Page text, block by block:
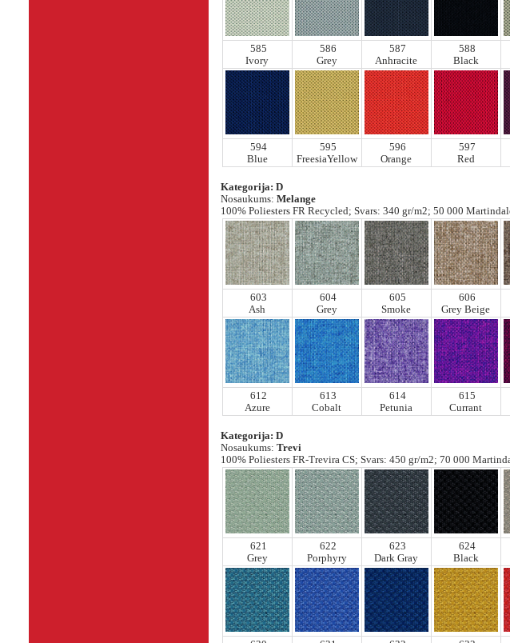
585
Ivory
586
Grey
587
Anhracite
588
Black
594
Blue
595
FreesiaYellow
596
Orange
597
Red
Kategorija: D
Nosaukums: Melange
100% Poliesters FR Recycled; Svars: 340 gr/m2; 50 000
603
Ash
604
Grey
605
Smoke
606
Grey Beige
612
Azure
613
Cobalt
614
Petunia
615
Currant
Kategorija: D
Nosaukums: Trevi
100% Poliesters FR-Trevira CS; Svars: 450 gr/m2; 70 000
621
Grey
622
Porphyry
623
Dark Gray
624
Black